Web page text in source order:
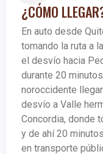
¿CÓMO
En auto desde
tomando la ruta a
el desvío hacia
durante 20
noroccidente
desvío a Valle
Concordia, donde
y de ahí 20
en transporte